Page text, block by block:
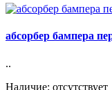
абсорбер бампера
..
Наличие: отсутствует